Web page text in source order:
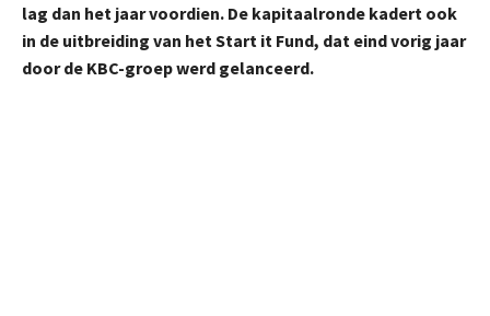
lag dan het jaar voordien. De kapitaalronde kadert ook
in de uitbreiding van het Start it Fund, dat eind vorig jaar
door de KBC-groep werd gelanceerd.